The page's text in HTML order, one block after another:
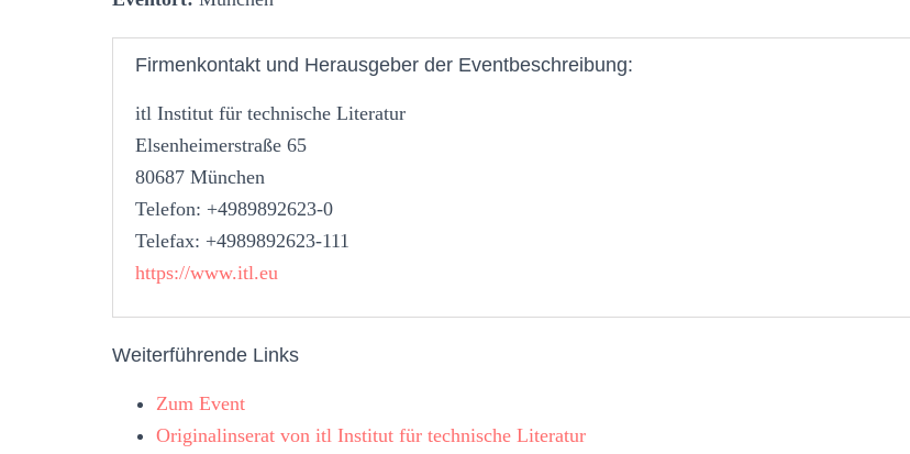
Firmenkontakt und Herausgeber der Eventbeschreibung:
itl Institut für technische Literatur
Elsenheimerstraße 65
80687 München
Telefon: +4989892623-0
Telefax: +4989892623-111
https://www.itl.eu
Weiterführende Links
Zum Event
Originalinserat von itl Institut für technische Literatur